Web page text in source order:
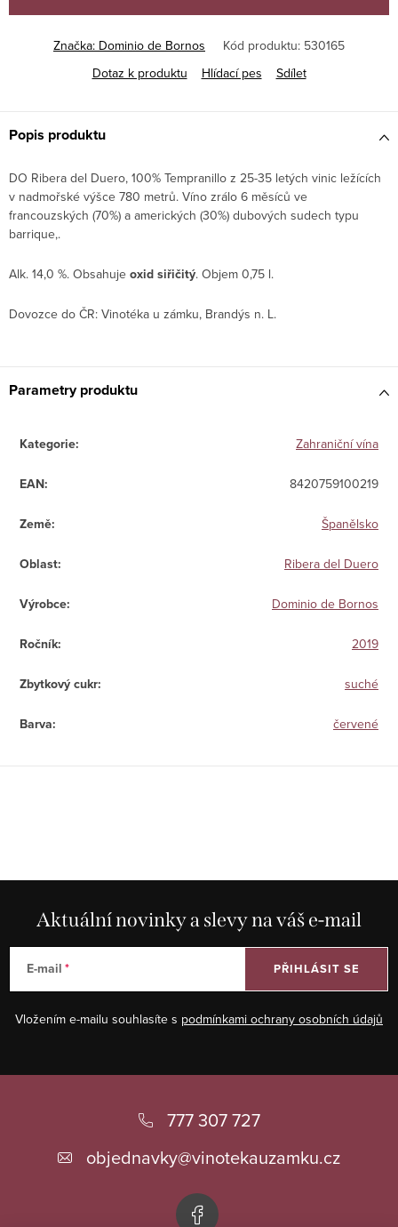
Značka: Dominio de Bornos Kód produktu: 530165
Dotaz k produktu
Hlídací pes Sdílet
Popis produktu
DO Ribera del Duero, 100% Tempranillo z 25-35 letých vinic ležících
v nadmořské výšce 780 metrů. Víno zrálo 6 měsíců ve
francouzských (70%) a amerických (30%) dubových sudech typu
barrique,.
Alk. 14,0 %. Obsahuje oxid siřičitý. Objem 0,75 l.
Dovozce do ČR: Vinotéka u zámku, Brandýs n. L.
Parametry produktu
Kategorie: Zahraniční vína
EAN: 8420759100219
Země: Španělsko
Oblast: Ribera del Duero
Výrobce: Dominio de Bornos
Ročník: 2019
Zbytkový cukr: suché
Barva: červené
Aktuální novinky a slevy na váš e-mail
E-mail
Vložením e-mailu souhlasíte s podmínkami ochrany osobních údajů
PŘIHLÁSIT SE
777 307 727
objednavky@vinotekauzamku.cz